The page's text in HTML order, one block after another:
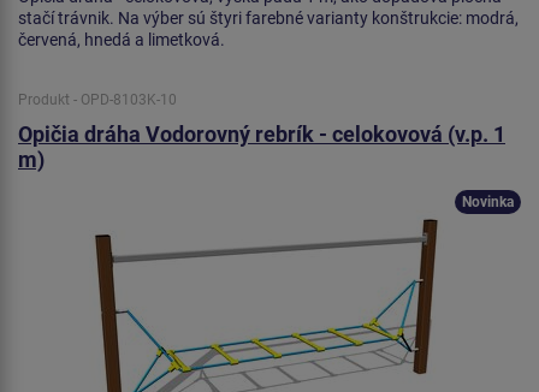
stačí trávnik. Na výber sú štyri farebné varianty konštrukcie: modrá,
červená, hnedá a limetková.
Produkt - OPD-8103K-10
Opičia dráha Vodorovný rebrík - celokovová (v.p. 1
m)
Novinka